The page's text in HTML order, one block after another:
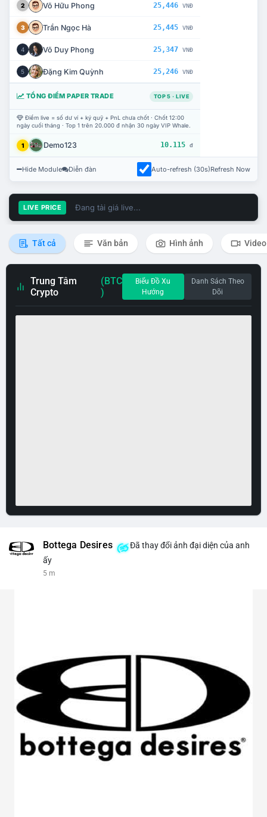
2 Võ Hữu Phong 25,446 VNĐ
3 Trần Ngọc Hà 25,445 VNĐ
4 Võ Duy Phong 25,347 VNĐ
5 Đặng Kim Quỳnh 25,246 VNĐ
TỔNG ĐIỂM PAPER TRADE TOP 5 · LIVE
Điểm live = số dư ví + ký quỹ + PnL chưa chốt · Chốt 12:00
ngày cuối tháng · Top 1 trên 20.000 đ nhận 30 ngày VIP Whale.
1 Demo123 10.115 đ
Hide Module Diễn đàn Auto-refresh (30s)Refresh Now
LIVE PRICE Đang tải giá live...
Tất cả Văn bản Hình ảnh Video
Trung Tâm
Crypto
(BTC
)
Biểu Đồ Xu
Hướng
Danh Sách Theo
Dõi
Bottega Desires
Đã thay đổi ảnh đại diện của anh
ấy
5 m